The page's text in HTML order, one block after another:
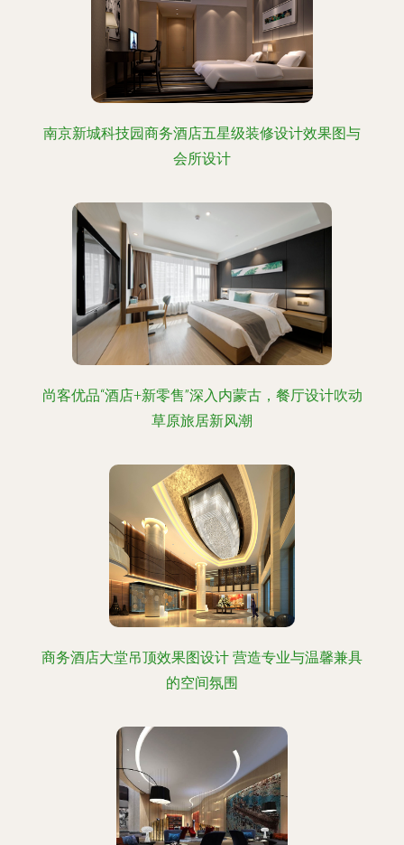
南京新城科技园商务酒店五星级装修设计效果图与
会所设计
尚客优品“酒店+新零售”深入内蒙古，餐厅设计吹动
草原旅居新风潮
商务酒店大堂吊顶效果图设计 营造专业与温馨兼具
的空间氛围